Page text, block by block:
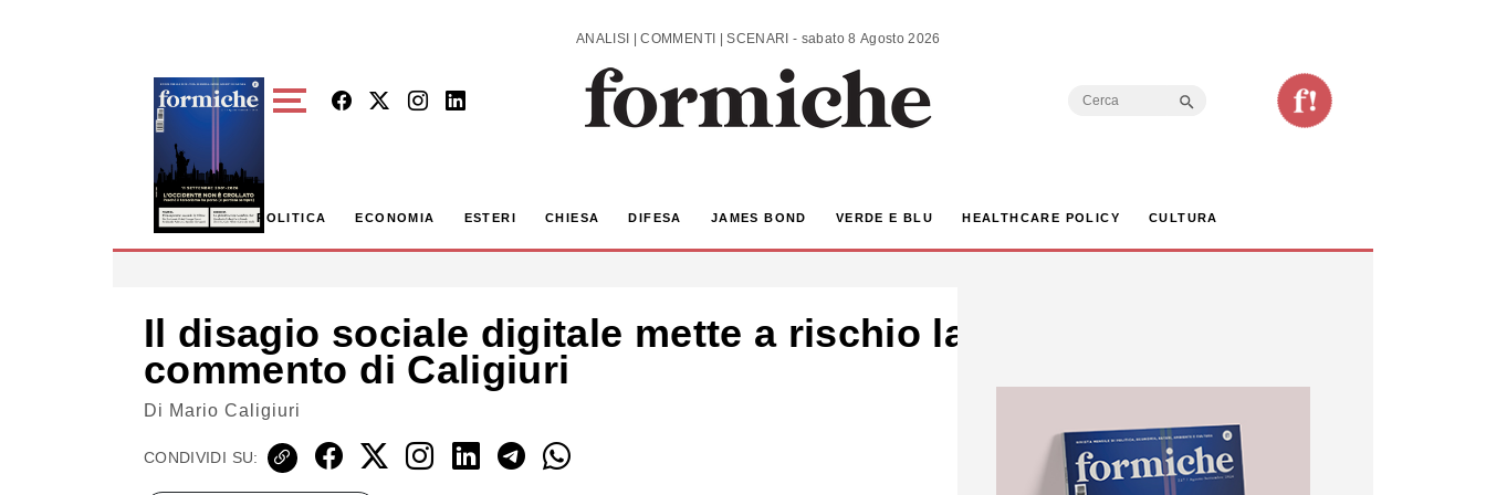
ANALISI | COMMENTI | SCENARI - sabato 8 Agosto 2026
Search
POLITICA ECONOMIA ESTERI CHIESA DIFESA JAMES BOND VERDE E BLU HEALTHCARE POLICY CULTURA
Il disagio sociale digitale mette a rischio la sicurezza nazionale. Il
commento di Caligiuri
Di Mario Caligiuri
CONDIVIDI SU: